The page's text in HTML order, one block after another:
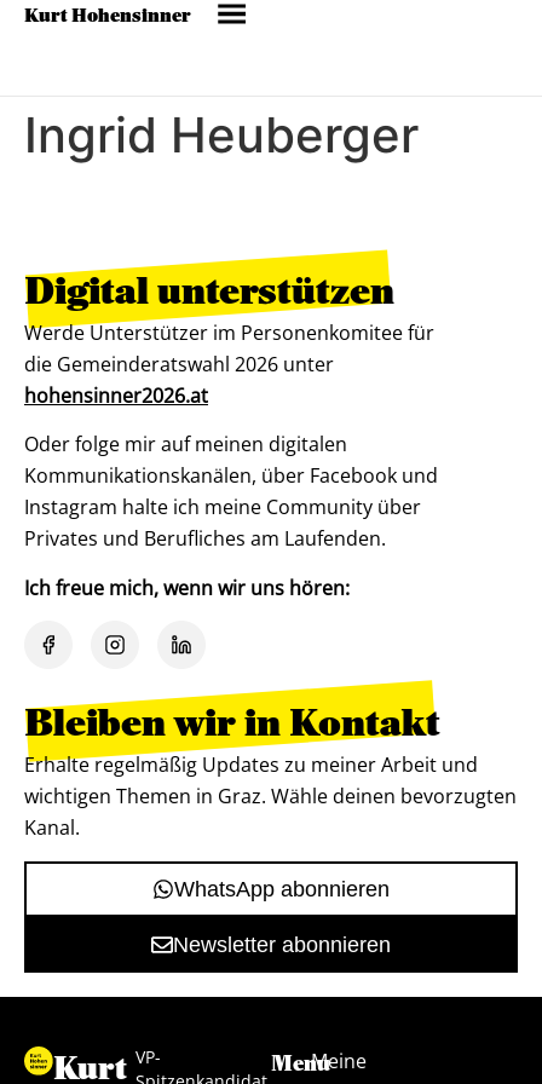
Kurt Hohensinner
Ingrid Heuberger
Digital unterstützen
Werde Unterstützer im Personenkomitee für
die Gemeinderatswahl 2026 unter
hohensinner2026.at
Oder folge mir auf meinen digitalen
Kommunikationskanälen, über Facebook und
Instagram halte ich meine Community über
Privates und Berufliches am Laufenden.
Ich freue mich, wenn wir uns hören:
Bleiben wir in Kontakt
Erhalte regelmäßig Updates zu meiner Arbeit und
wichtigen Themen in Graz. Wähle deinen bevorzugten
Kanal.
WhatsApp abonnieren
Newsletter abonnieren
Kurt VP-
MenuMeine